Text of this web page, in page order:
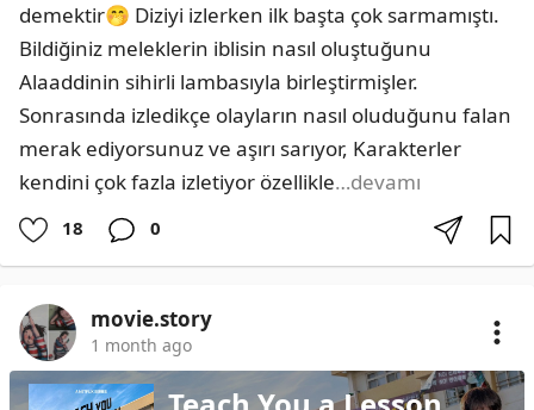
demektir🤭 Diziyi izlerken ilk başta çok sarmamıştı.
Bildiğiniz meleklerin iblisin nasıl oluştuğunu
Alaaddinin sihirli lambasıyla birleştirmişler.
Sonrasında izledikçe olayların nasıl oluduğunu falan
merak ediyorsunuz ve aşırı sarıyor, Karakterler
kendini çok fazla izletiyor özellikle…devamı
18 0
movie.story
1 month ago